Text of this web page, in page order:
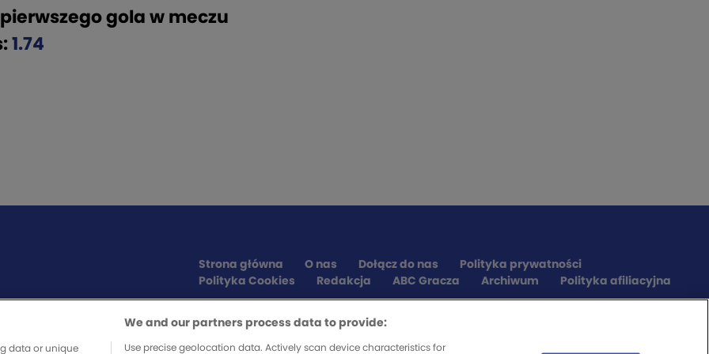
gola w meczu
1.74
Strona główna O nas Dołącz do nas
Polityka prywatności
Polityka Cookies
Redakcja ABC Gracza Archiwum Polityka afiliacyjna
SPONSORZY SERWISU
data or unique
We and our partners process data to provide:
Use precise geolocation data. Actively scan device characteristics for